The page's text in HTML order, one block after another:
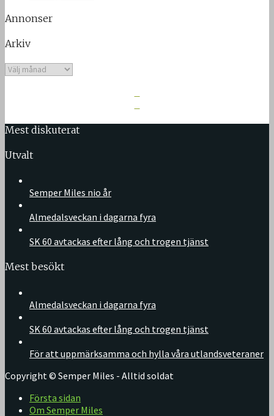
Annonser
Arkiv
Arkiv
Mest diskuterat
Utvalt
Semper Miles nio år
Almedalsveckan i dagarna fyra
SK 60 avtackas efter lång och trogen tjänst
Mest besökt
Almedalsveckan i dagarna fyra
SK 60 avtackas efter lång och trogen tjänst
För att uppmärksamma och hylla våra utlandsveteraner
Copyright © Semper Miles - Alltid soldat
Första sidan
Om Semper Miles